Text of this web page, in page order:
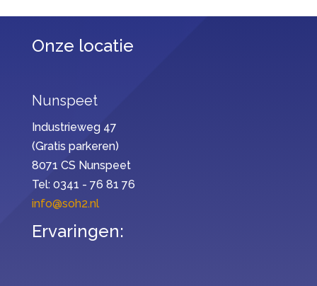
Onze locatie
Nunspeet
Industrieweg 47
(Gratis parkeren)
8071 CS Nunspeet
Tel: 0341 - 76 81 76
info@soh2.nl
Ervaringen: